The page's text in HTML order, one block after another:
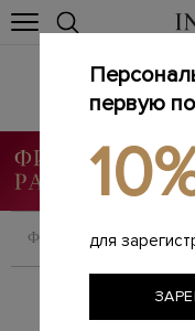
Главная /
ФИЛЬТРОВАТЬ
первую
для